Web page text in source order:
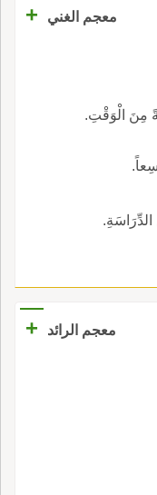
معجم الغني
+
مِنَ الْوَقْتِ.
معجم الرائد +